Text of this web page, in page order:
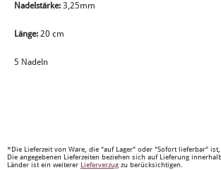
Nadelstärke: 3,25mm
Länge: 20 cm
5 Nadeln
*Die Lieferzeit von Ware, die "auf Lager" oder "Sofort lieferbar" ist,
Die angegebenen Lieferzeiten beziehen sich auf Lieferung
Länder ist ein weiterer Lieferverzug zu berücksichtigen.